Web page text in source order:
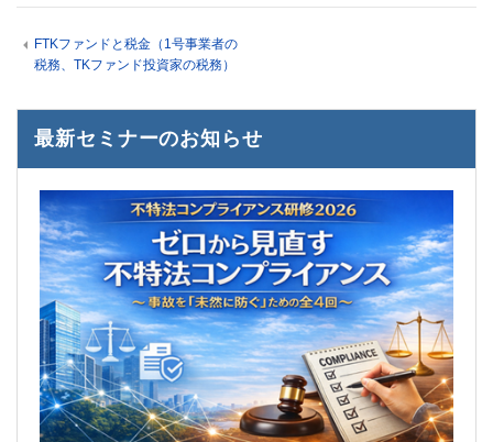
FTKファンドと税金（1号事業者の
税務、TKファンド投資家の税務）
最新セミナーのお知らせ